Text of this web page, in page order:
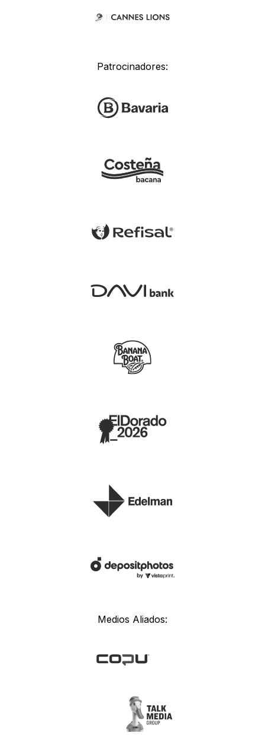
Patrocinadores:
Medios Aliados: